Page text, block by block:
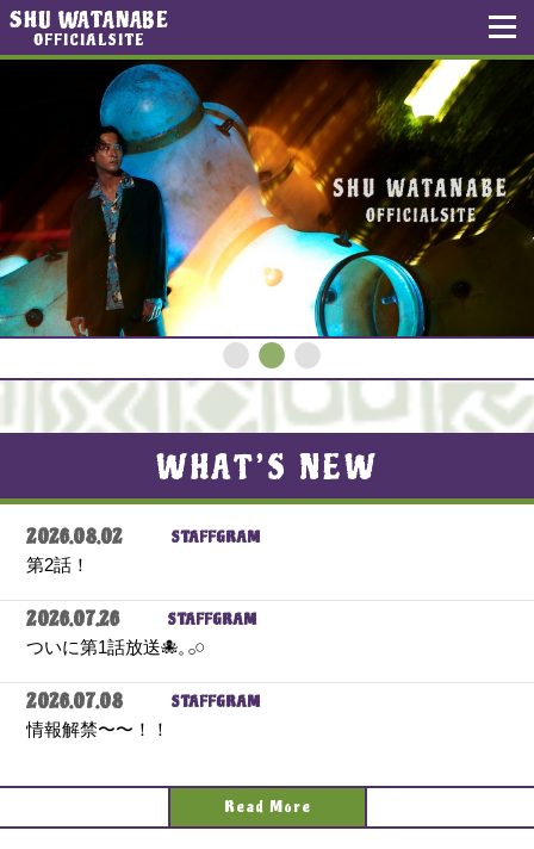
SHU WATANABE
OFFICIALSITE
WHAT’S NEW
2026.08.02
STAFFGRAM
第2話！
2026.07.26
STAFFGRAM
ついに第1話放送🐙𓈒 𓂂𓏸
2026.07.08
STAFFGRAM
情報解禁〜〜！！
Read More